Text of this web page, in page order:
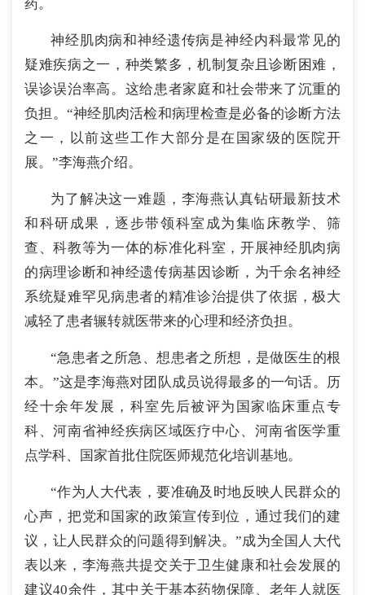
药。
神经肌肉病和神经遗传病是神经内科最常见的
疑难疾病之一，种类繁多，机制复杂且诊断困难，
误诊误治率高。这给患者家庭和社会带来了沉重的
负担。“神经肌肉活检和病理检查是必备的诊断方法
之一，以前这些工作大部分是在国家级的医院开
展。”李海燕介绍。
为了解决这一难题，李海燕认真钻研最新技术
和科研成果，逐步带领科室成为集临床教学、筛
查、科教等为一体的标准化科室，开展神经肌肉病
的病理诊断和神经遗传病基因诊断，为千余名神经
系统疑难罕见病患者的精准诊治提供了依据，极大
减轻了患者辗转就医带来的心理和经济负担。
“急患者之所急、想患者之所想，是做医生的根
本。”这是李海燕对团队成员说得最多的一句话。历
经十余年发展，科室先后被评为国家临床重点专
科、河南省神经疾病区域医疗中心、河南省医学重
点学科、国家首批住院医师规范化培训基地。
“作为人大代表，要准确及时地反映人民群众的
心声，把党和国家的政策宣传到位，通过我们的建
议，让人民群众的问题得到解决。”成为全国人大代
表以来，李海燕共提交关于卫生健康和社会发展的
建议40余件，其中关于基本药物保障、老年人就医